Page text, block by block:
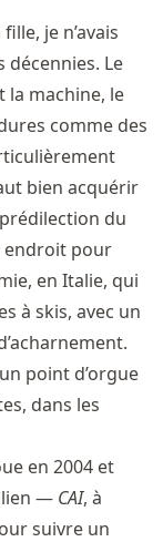
je n’avais
décennies. Le
la machine, le
comme des
bien acquérir
du
endroit pour
en Italie, qui
à skis, avec un
point d’orgue
dans les
en 2004 et
— CAI, à
suivre un